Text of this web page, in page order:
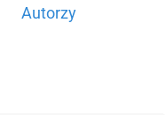
Autorzy